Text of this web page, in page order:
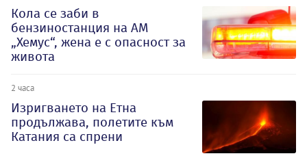
Кола се заби в
бензиностанция на АМ
„Хемус“, жена е с опасност за
живота
2 часа
Изригването на Етна
продължава, полетите към
Катания са спрени